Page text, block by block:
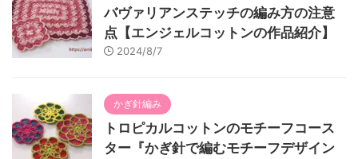
バヴァリアンステッチの編み方の注意
点【エンジェルコットンの作品紹介】
2024/8/7
かぎ針編み
トロピカルコットンのモチーフコース
ター『かぎ針で編むモチーフデザイン